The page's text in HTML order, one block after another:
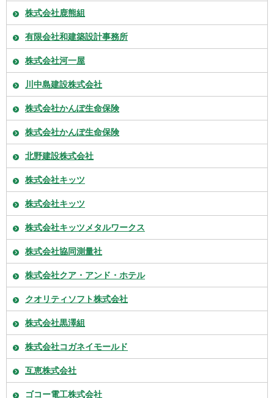
株式会社鹿熊組
有限会社和建築設計事務所
株式会社河一屋
川中島建設株式会社
株式会社かんぽ生命保険
株式会社かんぽ生命保険
北野建設株式会社
株式会社キッツ
株式会社キッツ
株式会社キッツメタルワークス
株式会社協同測量社
株式会社クア・アンド・ホテル
クオリティソフト株式会社
株式会社黒澤組
株式会社コガネイモールド
互恵株式会社
ゴコー電工株式会社